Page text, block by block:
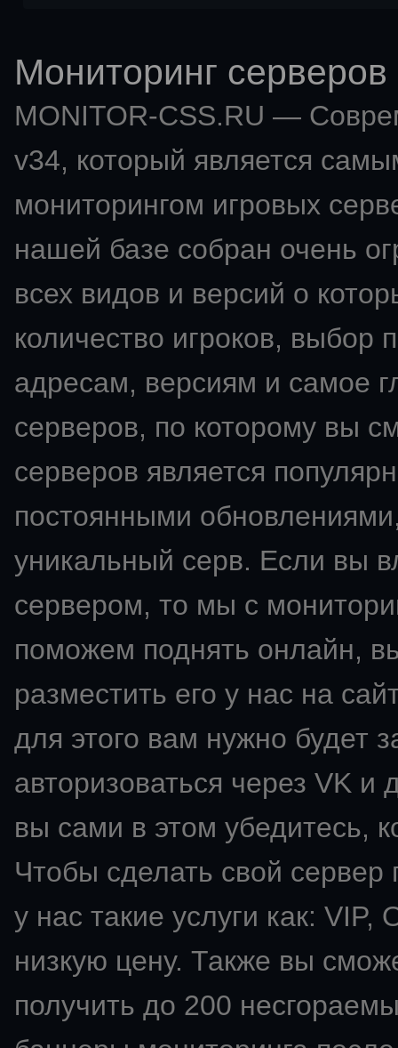
Мониторинг
MONITOR-CSS.RU —
v34, который является
мониторингом игровых
нашей базе собран очень
всех видов и версий о
количество игроков,
адресам, версиям и самое
серверов, по которому вы
серверов является
постоянными
уникальный серв. Если вы
сервером, то мы с
поможем поднять онлайн,
разместить его у нас на
для этого вам нужно будет
авторизоваться через VK и
вы сами в этом убедитесь,
Чтобы сделать свой
у нас такие услуги как:
низкую цену. Также вы
получить до 200